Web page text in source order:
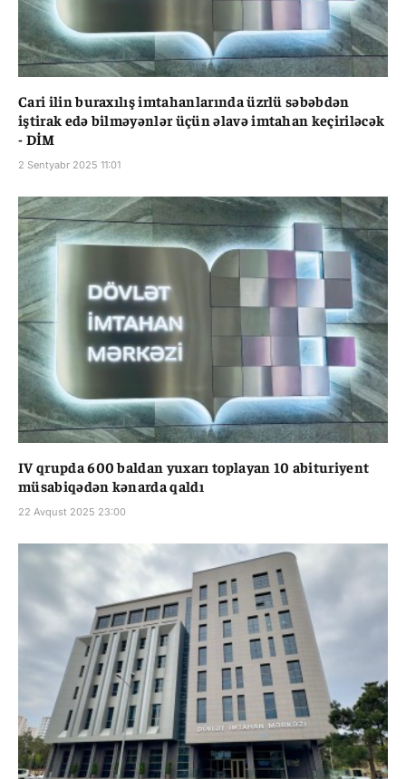
Cari ilin buraxılış imtahanlarında üzrlü səbəbdən
iştirak edə bilməyənlər üçün əlavə imtahan keçiriləcək
- DİM
2 Sentyabr 2025 11:01
IV qrupda 600 baldan yuxarı toplayan 10 abituriyent
müsabiqədən kənarda qaldı
22 Avqust 2025 23:00